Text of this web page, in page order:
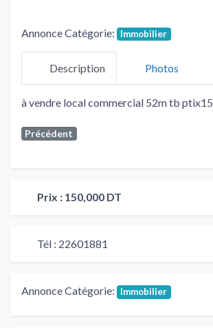
Annonce Catégorie: Immobilier
Description Photos
à vendre local commercial 52m tb
Précédent
Prix : 150,000 DT
Tél : 22601881
Annonce Catégorie: Immobilier